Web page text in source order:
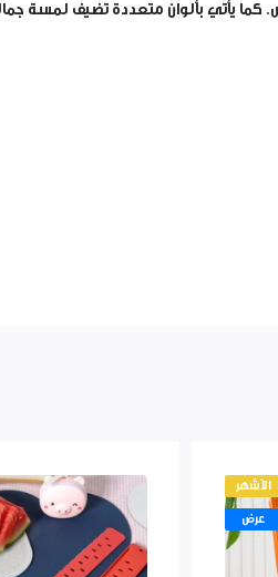
يأتي بألوان متعددة تضيف لمسة
الأشهر
عرض